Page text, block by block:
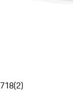
718(2)